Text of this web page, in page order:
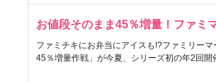
お値段そのまま45％増量！ファミ
ファミチキにお弁当にアイスも!?ファミリー
45％増量作戦」が今夏、シリーズ初の年2回開